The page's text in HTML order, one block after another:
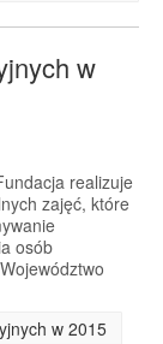
w
realizuje
zajęć, które
osób
w 2015